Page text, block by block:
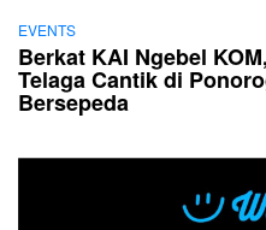
EVENTS
Berkat KAI Ngebel
Telaga Cantik di
Bersepeda